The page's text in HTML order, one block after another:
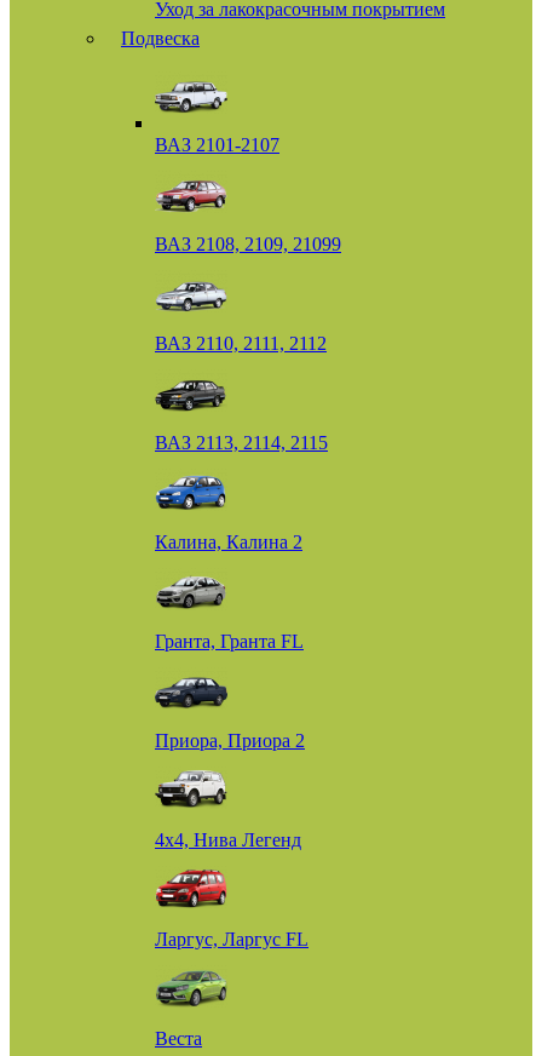
Уход за лакокрасочным покрытием
Подвеска
ВАЗ 2101-2107
ВАЗ 2108, 2109, 21099
ВАЗ 2110, 2111, 2112
ВАЗ 2113, 2114, 2115
Калина, Калина 2
Гранта, Гранта FL
Приора, Приора 2
4х4, Нива Легенд
Ларгус, Ларгус FL
Веста